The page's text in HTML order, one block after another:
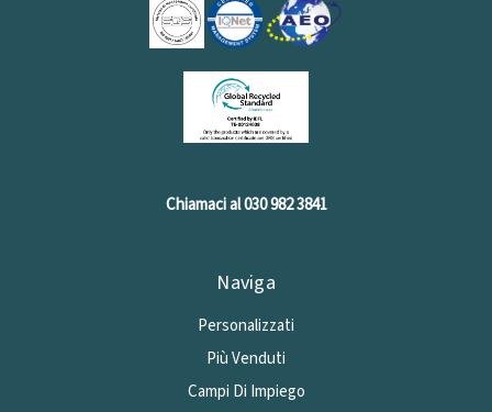
Chiamaci al 030 982 3841
Naviga
Personalizzati
Più Venduti
Campi Di Impiego